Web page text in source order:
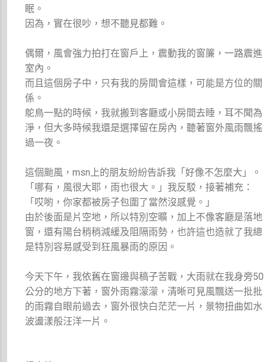
眠。
因為，實在很吵，想不聽見都難。
偶爾，風會強力拍打在窗戶上，震動我的窗簾，一路震進
室內。
而且這個房子中，只有我的房間會這樣，可能是方位的關
係。
鴕鳥一點的時候，我就搬到客廳或小房間去睡，耳不聞為
淨，但大多時候我還是選擇留在房內，聽著窗外風雨飄搖
過一夜。
這個颱風，msn上的朋友紛紛告訴我「好像不怎麼大」。
「哪有，風很大耶，雨也很大。」我反駁，接著補充：
「哎喲，你家都被房子包圍了當然沒感覺。」
由於後面是片空地，所以特別空曠，加上不像客廳是落地
窗，還有陽台稍稍減緩及阻隔雨勢，也許這也造就了我總
是特別容易感受到狂風暴雨的原因。
今天下午，我依舊在窗邊與稿子苦戰，大雨就在我身旁50
公分的地方下著，窗外雨霧濛濛，清晰可見風飄送一批批
的雨霧自眼前過去，窗外很快白茫茫一片，景物扭曲如水
波盪漾般汪洋一片。